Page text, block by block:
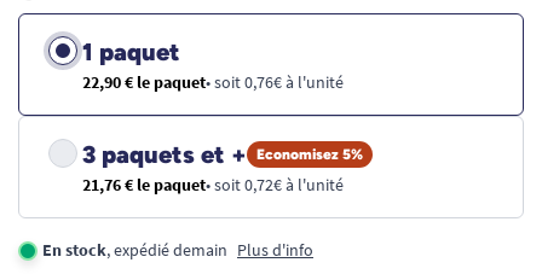
1 paquet
22,90 € le paquet• soit 0,76€ à l'unité
3 paquets et + Economisez 5%
21,76 € le paquet• soit 0,72€ à l'unité
En stock, expédié demain Plus d'info